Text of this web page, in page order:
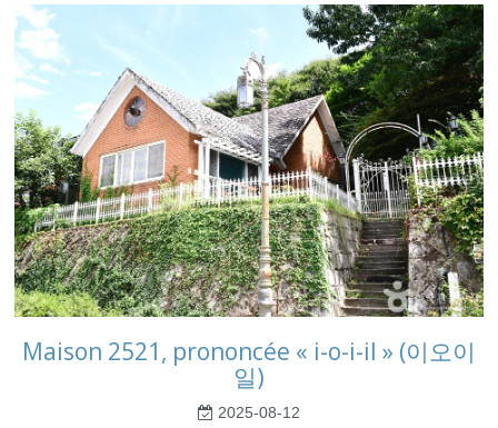
Maison 2521, prononcée « i-o-i-il » (이오이
일)
2025-08-12